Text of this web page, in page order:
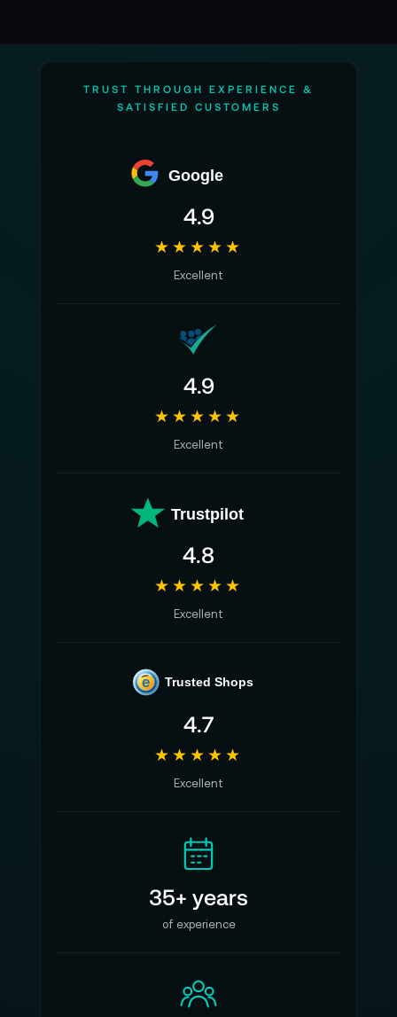
TRUST THROUGH EXPERIENCE &
SATISFIED CUSTOMERS
Google
4.9
★★★★★
Excellent
4.9
★★★★★
Excellent
Trustpilot
4.8
★★★★★
Excellent
e Trusted Shops
4.7
★★★★★
Excellent
35+ years
of experience